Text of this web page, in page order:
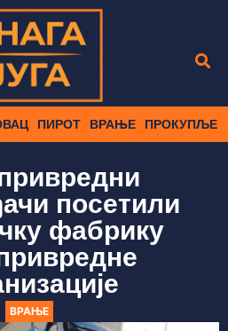
ПИРОТ ВРАЊЕ ПРОКУПЉЕ
посетили
фабрику
ВРАЊЕ